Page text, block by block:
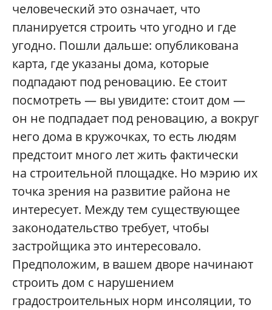
человеческий это означает, что
планируется строить что угодно и где
угодно. Пошли дальше: опубликована
карта, где указаны дома, которые
подпадают под реновацию. Ее стоит
посмотреть — вы увидите: стоит дом —
он не подпадает под реновацию, а вокруг
него дома в кружочках, то есть людям
предстоит много лет жить фактически
на строительной площадке. Но мэрию их
точка зрения на развитие района не
интересует. Между тем существующее
законодательство требует, чтобы
застройщика это интересовало.
Предположим, в вашем дворе начинают
строить дом с нарушением
градостроительных норм инсоляции, то